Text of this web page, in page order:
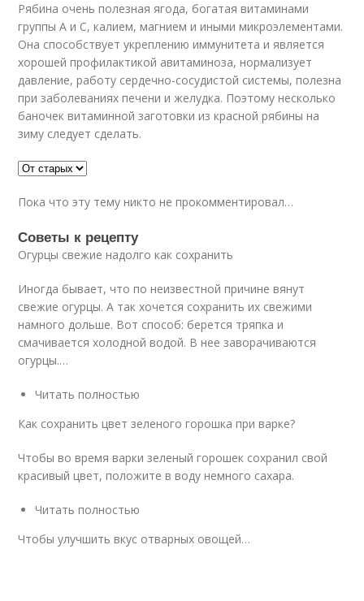
Рябина очень полезная ягода, богатая витаминами
группы А и С, калием, магнием и иными микроэлементами.
Она способствует укреплению иммунитета и является
хорошей профилактикой авитаминоза, нормализует
давление, работу сердечно-сосудистой системы, полезна
при заболеваниях печени и желудка. Поэтому несколько
баночек витаминной заготовки из красной рябины на
зиму следует сделать.
Пока что эту тему никто не прокомментировал…
Советы к рецепту
Огурцы свежие надолго как сохранить
Иногда бывает, что по неизвестной причине вянут
свежие огурцы. А так хочется сохранить их свежими
намного дольше. Вот способ: берется тряпка и
смачивается холодной водой. В нее заворачиваются
огурцы.…
Читать полностью
Как сохранить цвет зеленого горошка при варке?
Чтобы во время варки зеленый горошек сохранил свой
красивый цвет, положите в воду немного сахара.
Читать полностью
Чтобы улучшить вкус отварных овощей…